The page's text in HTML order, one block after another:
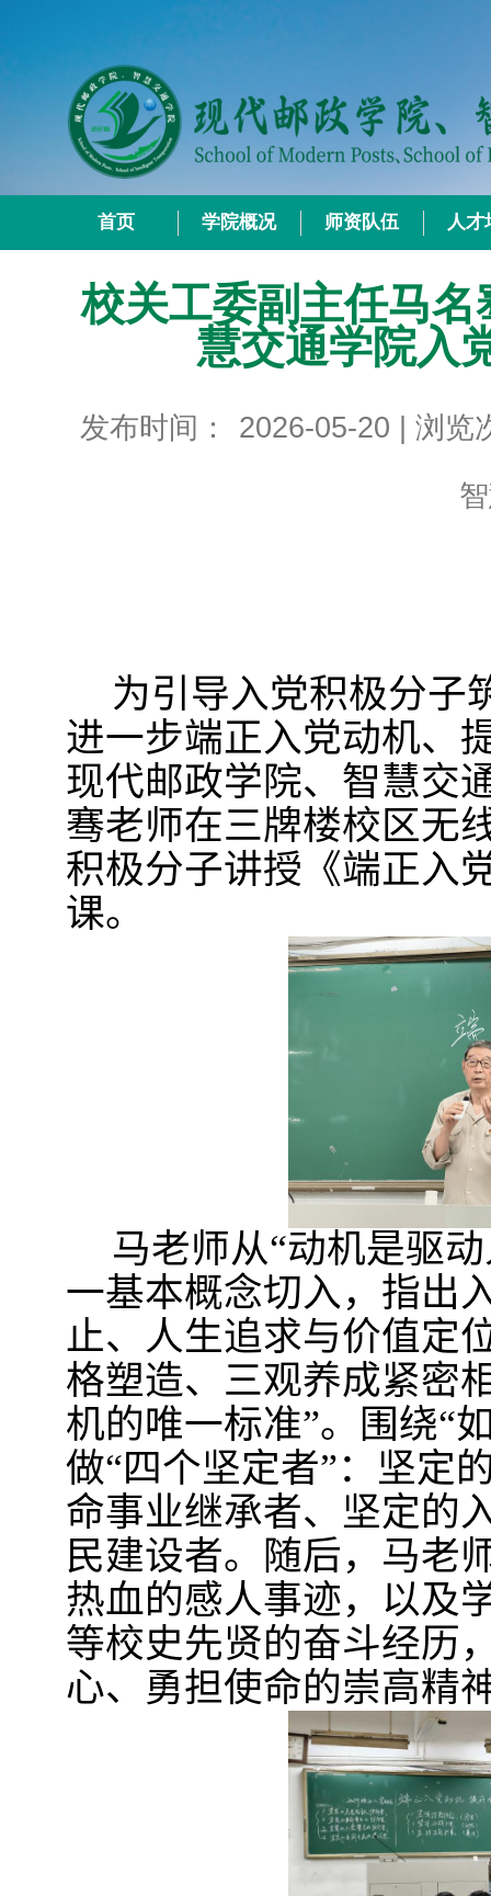
首页 学院概况 师资队伍 人才
校关工委副主任马
慧交通学院入
发布时间： 2026-05-20 | 浏览
为引导入党积极分子
进一步端正入党动机、
现代邮政学院、智慧交
骞老师在三牌楼校区无
积极分子讲授《端正入
课。
马老师从“动机是驱
一基本概念切入，指出
止、人生追求与价值定
格塑造、三观养成紧密
机的唯一标准”。围绕“
做“四个坚定者”：坚定
命事业继承者、坚定的
民建设者。随后，马老
热血的感人事迹，以及
等校史先贤的奋斗经历
心、勇担使命的崇高精